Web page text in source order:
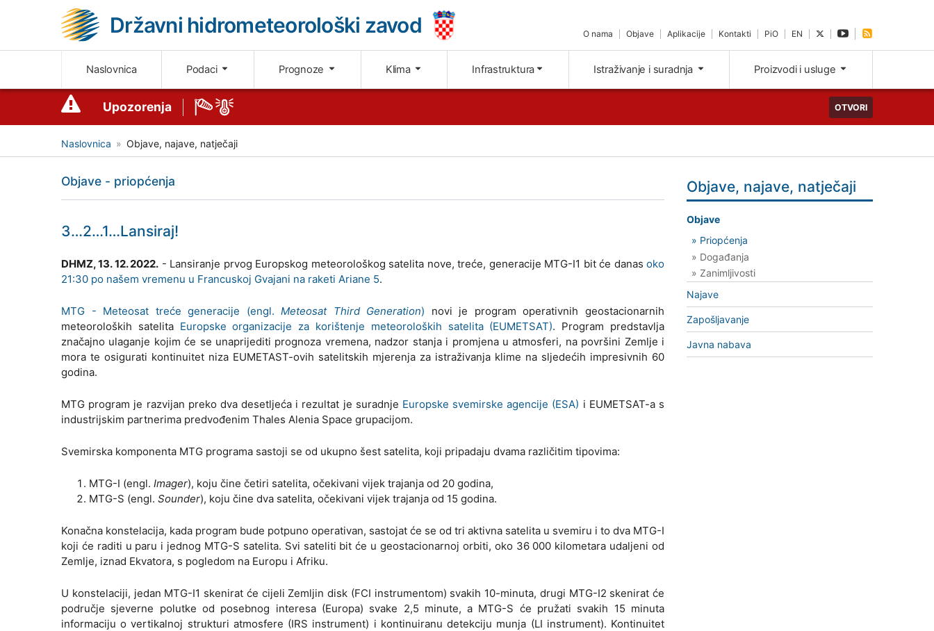
Državni hidrometeorološki zavod O nama Objave Aplikacije Kontakti PiO EN
Naslovnica Podaci Prognoze Klima Infrastruktura Istraživanje i suradnja Proizvodi i usluge
Upozorenja OTVORI
Naslovnica Objave, najave, natječaji
Objave - priopćenja
3…2…1…Lansiraj!
DHMZ, 13. 12. 2022. - Lansiranje prvog Europskog meteorološkog satelita nove, treće, generacije MTG-I1 bit će danasoko
21:30 po našem vremenu u Francuskoj Gvajani na raketi Ariane 5.
MTG - Meteosat treće generacije (engl.Meteosat Third Generation) novi je program operativnih geostacionarnih
meteoroloških satelita Europske organizacije za korištenje meteoroloških satelita (EUMETSAT). Program predstavlja
značajno ulaganje kojim će se unaprijediti prognoza vremena, nadzor stanja i promjena u atmosferi, na površini Zemlje i
mora te osigurati kontinuitet niza EUMETAST-ovih satelitskih mjerenja za istraživanja klime na sljedećih impresivnih 60
godina.
MTG program je razvijan preko dva desetljeća i rezultat je suradnje Europske svemirske agencije (ESA) i EUMETSAT-a s
industrijskim partnerima predvođenim Thales Alenia Space grupacijom.
Svemirska komponenta MTG programa sastoji se od ukupno šest satelita, koji pripadaju dvama različitim tipovima:
MTG-I (engl. Imager), koju čine četiri satelita, očekivani vijek trajanja od 20 godina,
MTG-S (engl. Sounder), koju čine dva satelita, očekivani vijek trajanja od 15 godina.
Konačna konstelacija, kada program bude potpuno operativan, sastojat će se od tri aktivna satelita u svemiru i to dva MTG-I
koji će raditi u paru i jednog MTG-S satelita. Svi sateliti bit će u geostacionarnoj orbiti, oko 36 000 kilometara udaljeni od
Zemlje, iznad Ekvatora, s pogledom na Europu i Afriku.
U konstelaciji, jedan MTG-I1 skenirat će cijeli Zemljin disk (FCI instrumentom) svakih 10-minuta, drugi MTG-I2 skenirat će
područje sjeverne polutke od posebnog interesa (Europa) svake 2,5 minute, a MTG-S će pružati svakih 15 minuta
informaciju o vertikalnoj strukturi atmosfere (IRS instrument) i kontinuiranu detekciju munja (LI instrument). Kontinuitet
Objave, najave, natječaji
Objave
» Priopćenja
» Događanja
» Zanimljivosti
Najave
Zapošljavanje
Javna nabava